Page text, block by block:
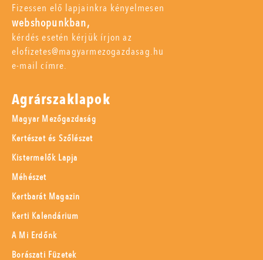
Fizessen elő lapjainkra kényelmesen
webshopunkban,
kérdés esetén kérjük írjon az
elofizetes@magyarmezogazdasag.hu
e-mail címre.
Agrárszaklapok
Magyar Mezőgazdaság
Kertészet és Szőlészet
Kistermelők Lapja
Méhészet
Kertbarát Magazin
Kerti Kalendárium
A Mi Erdőnk
Borászati Füzetek